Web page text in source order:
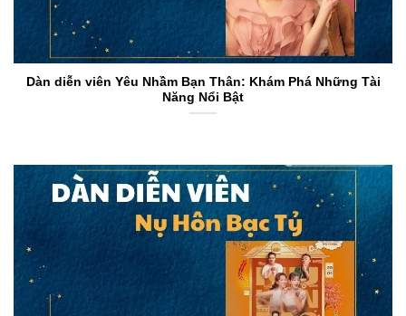
Dàn diễn viên Yêu Nhầm Bạn Thân: Khám Phá Những Tài
Năng Nổi Bật